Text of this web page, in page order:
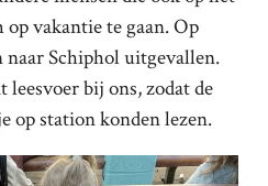
vakantie te gaan. Op
Schiphol uitgevallen.
bij ons, zodat de
op station konden lezen.